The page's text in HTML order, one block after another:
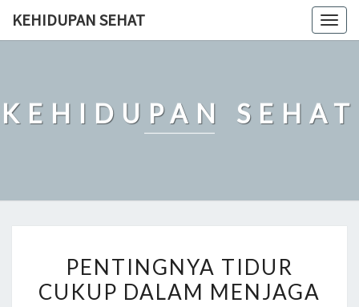
KEHIDUPAN SEHAT
KEHIDUPAN SEHAT
TIDUR
CUKUP
PENTINGNYA TIDUR
CUKUP DALAM MENJAGA